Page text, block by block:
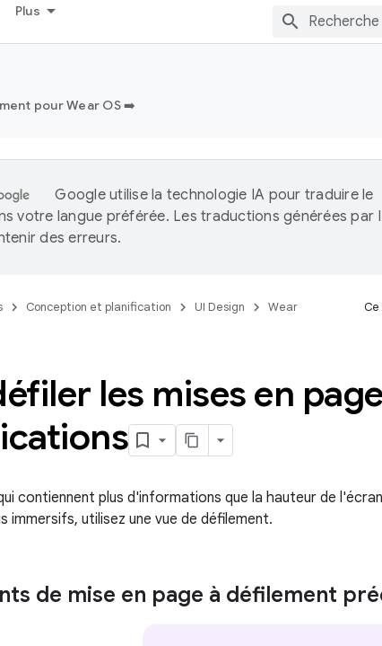
Plus
pour Wear OS ➡️
Google utilise la technologie IA pour traduire le
votre langue préférée. Les traductions générées par
des erreurs.
Conception et planification UI Design
Wear
les mises en page
contiennent plus d'informations que la hauteur de
immersifs, utilisez une vue de défilement.
de mise en page à défilement